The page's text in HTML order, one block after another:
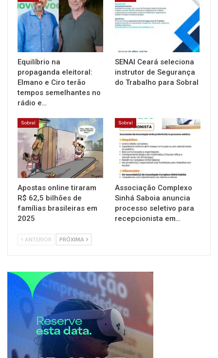
Equilíbrio na
propaganda eleitoral:
Elmano e Ciro terão
tempos semelhantes no
rádio e…
SENAI Ceará seleciona
instrutor de Segurança
do Trabalho para Sobral
Sobral
Apostas online tiraram
R$ 62,5 bilhões de
famílias brasileiras em
2025
Sobral
Associação Complexo
Sinhá Saboia anuncia
processo seletivo para
recepcionista em…
ANTERIOR PRÓXIMA